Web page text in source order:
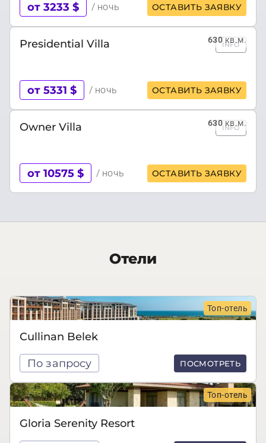
от 3233 $ / ночь ОСТАВИТЬ ЗАЯВКУ
630кв.м.
Presidential Villa INFO
от 5331 $ / ночь ОСТАВИТЬ ЗАЯВКУ
630кв.м.
Owner Villa INFO
от 10575 $ / ночь ОСТАВИТЬ ЗАЯВКУ
Отели
Топ-отель
Cullinan Belek
По запросу ПОСМОТРЕТЬ
Топ-отель
Gloria Serenity Resort